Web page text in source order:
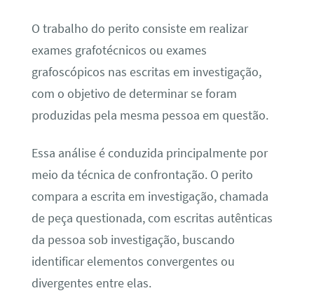
O trabalho do perito consiste em realizar
exames grafotécnicos ou exames
grafoscópicos nas escritas em investigação,
com o objetivo de determinar se foram
produzidas pela mesma pessoa em questão.
Essa análise é conduzida principalmente por
meio da técnica de confrontação. O perito
compara a escrita em investigação, chamada
de peça questionada, com escritas autênticas
da pessoa sob investigação, buscando
identificar elementos convergentes ou
divergentes entre elas.